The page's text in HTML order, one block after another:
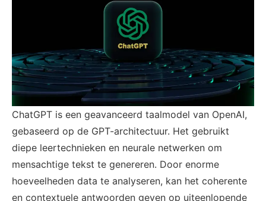
ChatGPT is een geavanceerd taalmodel van OpenAI,
gebaseerd op de GPT-architectuur. Het gebruikt
diepe leertechnieken en neurale netwerken om
mensachtige tekst te genereren. Door enorme
hoeveelheden data te analyseren, kan het coherente
en contextuele antwoorden geven op uiteenlopende